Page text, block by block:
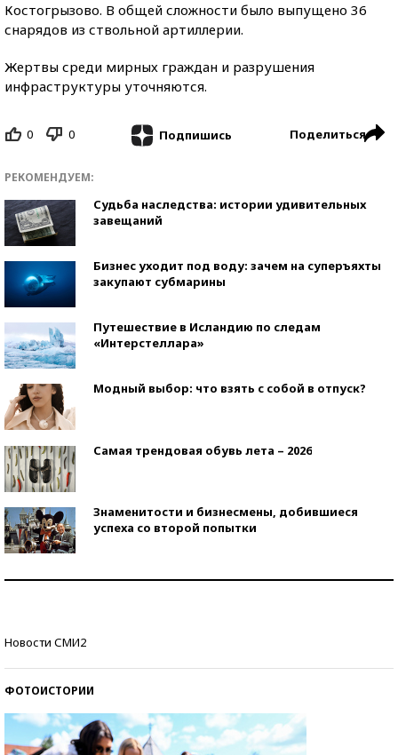
Костогрызово. В общей сложности было выпущено 36
снарядов из ствольной артиллерии.
Жертвы среди мирных граждан и разрушения
инфраструктуры уточняются.
0 0 Подпишись Поделиться
РЕКОМЕНДУЕМ:
Судьба наследства: истории удивительных
завещаний
Бизнес уходит под воду: зачем на суперъяхты
закупают субмарины
Путешествие в Исландию по следам
«Интерстеллара»
Модный выбор: что взять с собой в отпуск?
Самая трендовая обувь лета – 2026
Знаменитости и бизнесмены, добившиеся
успеха со второй попытки
Новости СМИ2
ФОТОИСТОРИИ